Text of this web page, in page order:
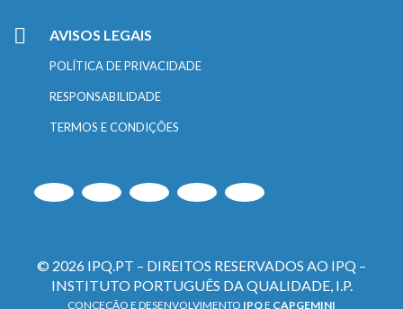
AVISOS LEGAIS
POLÍTICA DE PRIVACIDADE
RESPONSABILIDADE
TERMOS E CONDIÇÕES
© 2026 IPQ.PT – DIREITOS RESERVADOS AO IPQ –
INSTITUTO PORTUGUÊS DA QUALIDADE, I.P.
CONCEÇÃO E DESENVOLVIMENTO IPQE CAPGEMINI